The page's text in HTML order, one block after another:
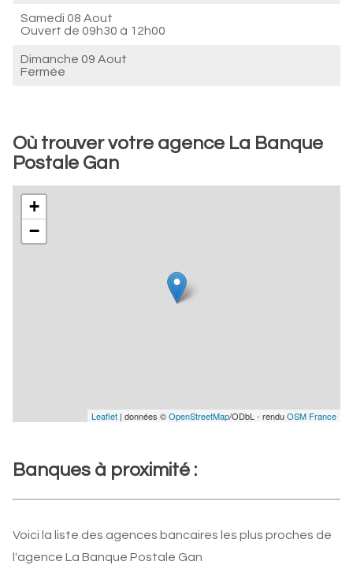
Samedi 08 Aout
Ouvert de 09h30 à 12h00
Dimanche 09 Aout
Fermée
Où trouver votre agence La Banque
Postale Gan
+
−
Leaflet | données ©OpenStreetMap/ODbL - renduOSM France
Banques à proximité :
Voici la liste des agences bancaires les plus proches de
l'agence La Banque Postale Gan